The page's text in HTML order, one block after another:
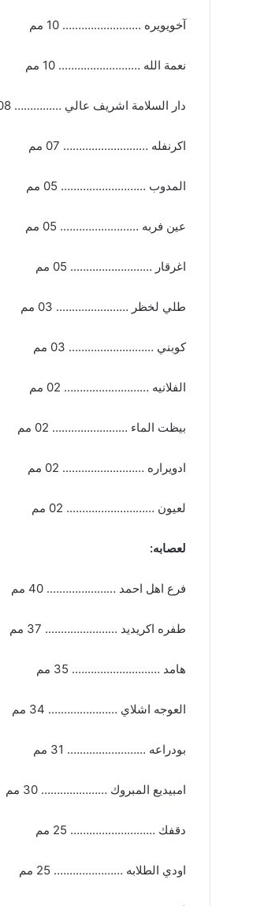
آخويويره ……………………. 10 مم
نعمة الله …………………….. 10 مم
دار السلامة اشريف عالي …………… 08 مم
اكرنفله ……………………… 07 مم
المدوب ……………………… 05 مم
عين فربه ……………………. 05 مم
اغرقار …………………….. 05 مم
طلي لخظر ………………….. 03 مم
كوبني ……………………… 03 مم
الفلانيه ……………………… 02 مم
بيظت الماء …………………… 02 مم
ادويراره …………………….. 02 مم
لعيون ………………………. 02 مم
لعصابه:
فرع اهل احمد …………………. 40 مم
طفره اكريديد ………………….. 37 مم
هامد ………………………. 35 مم
العوجه اشلاي …………………. 34 مم
بودراعه ……………………. 31 مم
امبيديع المبروك ………………… 30 مم
دقفك ……………………… 25 مم
اودي الطلابه …………………. 25 مم